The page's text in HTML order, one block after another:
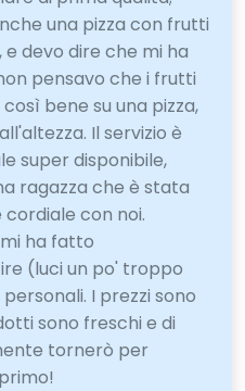
una pizza con frutti
devo dire che mi ha
pensavo che i frutti
bene su una pizza,
Il servizio è
super disponibile,
ragazza che è stata
con noi.
ha fatto
(luci un po' troppo
I prezzi sono
sono freschi e di
tornerò per